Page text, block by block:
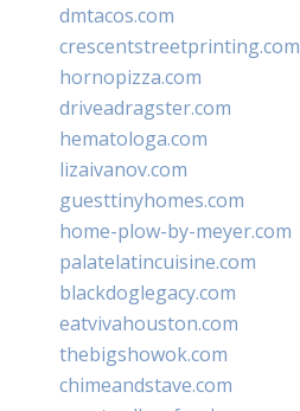
dmtacos.com
crescentstreetprinting.com
hornopizza.com
driveadragster.com
hematologa.com
lizaivanov.com
guesttinyhomes.com
home-plow-by-meyer.com
palatelatincuisine.com
blackdoglegacy.com
eatvivahouston.com
thebigshowok.com
chimeandstave.com